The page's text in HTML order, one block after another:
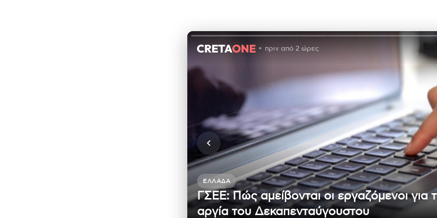
πριν από 2 ώρες
ΕΛΛΆΔΑ
ΓΣΕΕ: Πώς αμείβονται οι εργαζόμενοι για
αργία του Δεκαπενταύγουστου